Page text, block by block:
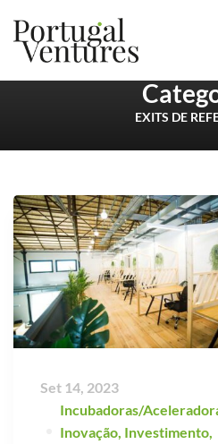
EXITS DE
Set 14, 2023
Incubadoras/
Inovação Investimento